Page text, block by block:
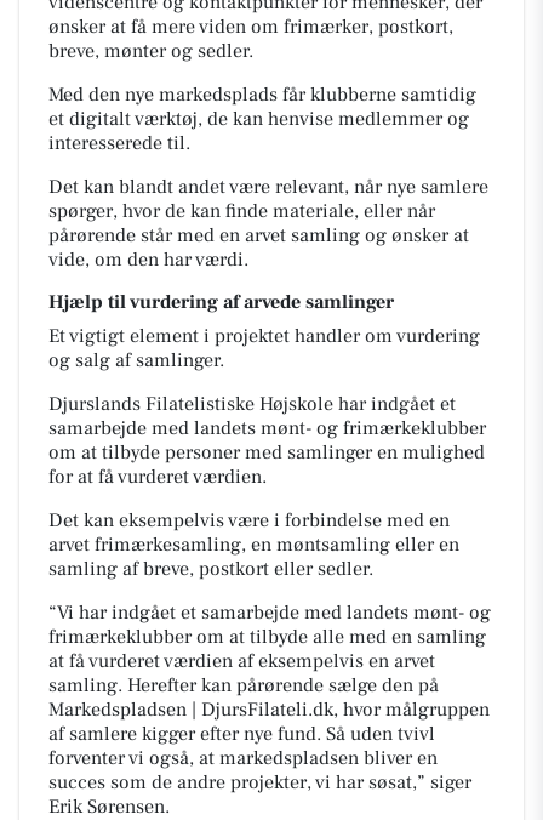
ønsker at få mere viden om frimærker, postkort,
breve, mønter og sedler.
Med den nye markedsplads får klubberne samtidig
et digitalt værktøj, de kan henvise medlemmer og
interesserede til.
Det kan blandt andet være relevant, når nye samlere
spørger, hvor de kan finde materiale, eller når
pårørende står med en arvet samling og ønsker at
vide, om den har værdi.
Hjælp til vurdering af arvede samlinger
Et vigtigt element i projektet handler om vurdering
og salg af samlinger.
Djurslands Filatelistiske Højskole har indgået et
samarbejde med landets mønt- og frimærkeklubber
om at tilbyde personer med samlinger en mulighed
for at få vurderet værdien.
Det kan eksempelvis være i forbindelse med en
arvet frimærkesamling, en møntsamling eller en
samling af breve, postkort eller sedler.
“Vi har indgået et samarbejde med landets mønt- og
frimærkeklubber om at tilbyde alle med en samling
at få vurderet værdien af eksempelvis en arvet
samling. Herefter kan pårørende sælge den på
Markedspladsen | DjursFilateli.dk, hvor målgruppen
af samlere kigger efter nye fund. Så uden tvivl
forventer vi også, at markedspladsen bliver en
succes som de andre projekter, vi har søsat,” siger
Erik Sørensen.